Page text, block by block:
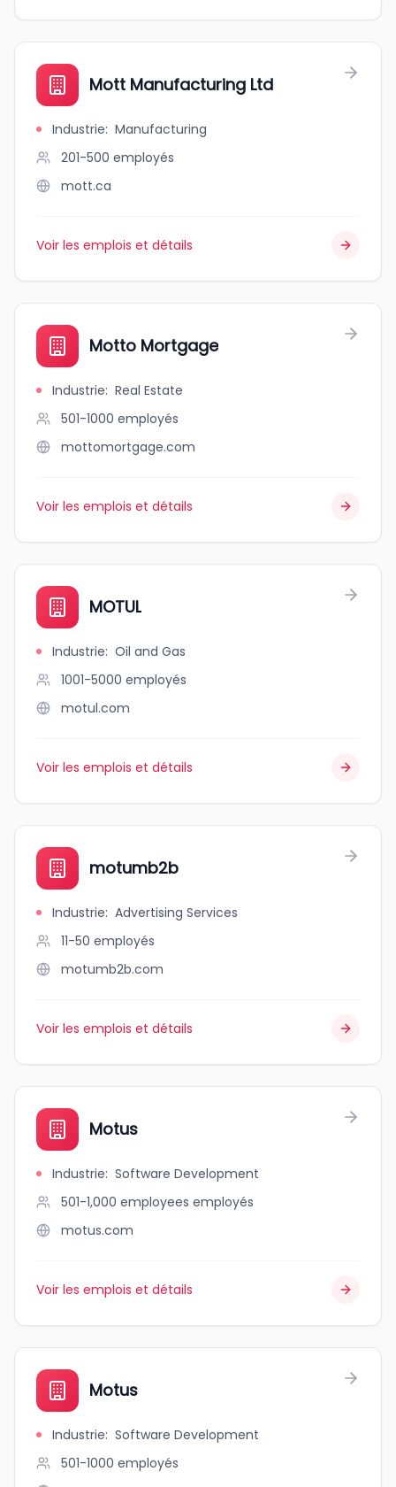
Mott Manufacturing Ltd
Industrie: Manufacturing
201-500 employés
mott.ca
Voir les emplois et détails
Motto Mortgage
Industrie: Real Estate
501-1000 employés
mottomortgage.com
Voir les emplois et détails
MOTUL
Industrie: Oil and Gas
1001-5000 employés
motul.com
Voir les emplois et détails
motumb2b
Industrie: Advertising Services
11-50 employés
motumb2b.com
Voir les emplois et détails
Motus
Industrie: Software Development
501-1,000 employees employés
motus.com
Voir les emplois et détails
Motus
Industrie: Software Development
501-1000 employés